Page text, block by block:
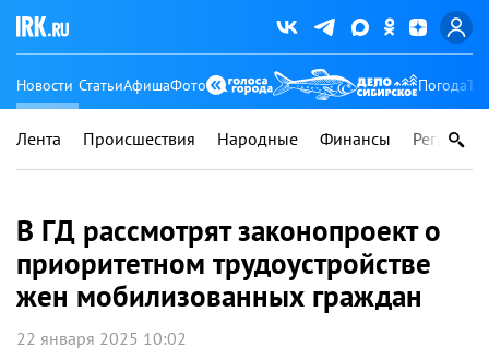
Новости СтатьиАфишаФото Погода
Лента Происшествия Народные Финансы Регионы
В ГД рассмотрят законопроект о
приоритетном трудоустройстве
жен мобилизованных граждан
22 января 2025 10:02